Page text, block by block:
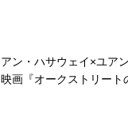
アン・ハサウェイ×ユア
映画『オークストリート